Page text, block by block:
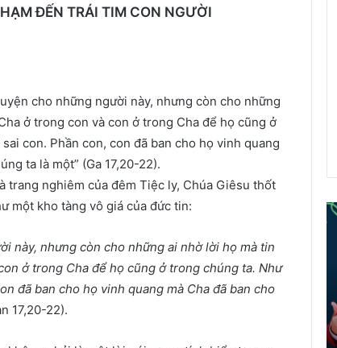
ĐẾN TRÁI TIM CON NGƯỜI
cho những người này, nhưng còn cho những
ở trong con và con ở trong Cha để họ cũng ở
con. Phần con, con đã ban cho họ vinh quang
ta là một” (Ga 17,20-22).
trang nghiêm của đêm Tiệc ly, Chúa Giêsu thốt
một kho tàng vô giá của đức tin:
này, nhưng còn cho những ai nhờ lời họ mà tin
ở trong Cha để họ cũng ở trong chúng ta. Như
đã ban cho họ vinh quang mà Cha đã ban cho
17,20-22).
Đ
ể
d
â